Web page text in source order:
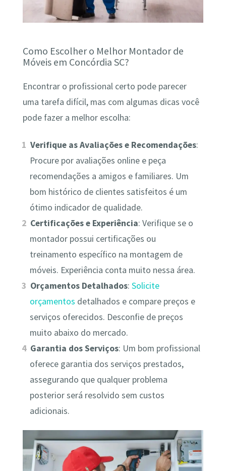
Como Escolher o Melhor Montador de
Móveis em Concórdia SC?
Encontrar o profissional certo pode parecer
uma tarefa difícil, mas com algumas dicas você
pode fazer a melhor escolha:
Verifique as Avaliações e Recomendações:
Procure por avaliações online e peça
recomendações a amigos e familiares. Um
bom histórico de clientes satisfeitos é um
ótimo indicador de qualidade.
Certificações e Experiência: Verifique se o
montador possui certificações ou
treinamento específico na montagem de
móveis. Experiência conta muito nessa área.
Orçamentos Detalhados:Solicite
orçamentos detalhados e compare preços e
serviços oferecidos. Desconfie de preços
muito abaixo do mercado.
Garantia dos Serviços: Um bom profissional
oferece garantia dos serviços prestados,
assegurando que qualquer problema
posterior será resolvido sem custos
adicionais.